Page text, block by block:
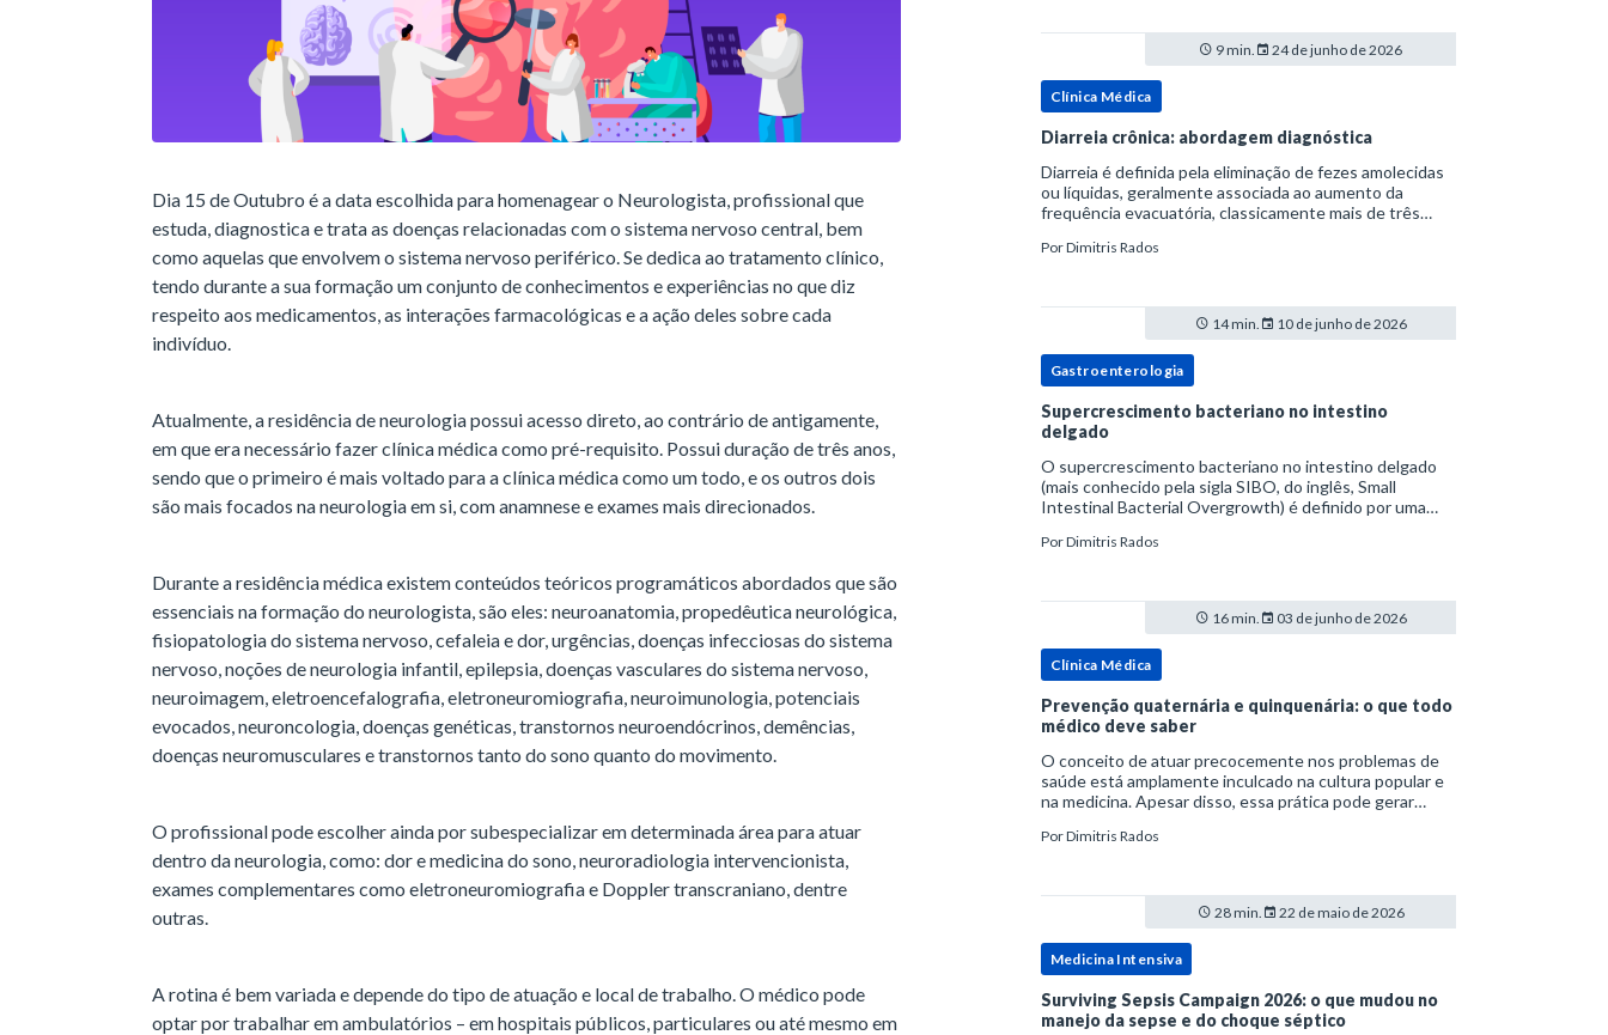
Dia 15 de Outubro é a data escolhida para homenagear o Neurologista, profissional que
estuda, diagnostica e trata as doenças relacionadas com o sistema nervoso central, bem
como aquelas que envolvem o sistema nervoso periférico. Se dedica ao tratamento clínico,
tendo durante a sua formação um conjunto de conhecimentos e experiências no que diz
respeito aos medicamentos, as interações farmacológicas e a ação deles sobre cada
indivíduo.
Atualmente, a residência de neurologia possui acesso direto, ao contrário de antigamente,
em que era necessário fazer clínica médica como pré-requisito. Possui duração de três anos,
sendo que o primeiro é mais voltado para a clínica médica como um todo, e os outros dois
são mais focados na neurologia em si, com anamnese e exames mais direcionados.
Durante a residência médica existem conteúdos teóricos programáticos abordados que são
essenciais na formação do neurologista, são eles: neuroanatomia, propedêutica neurológica,
fisiopatologia do sistema nervoso, cefaleia e dor, urgências, doenças infecciosas do sistema
nervoso, noções de neurologia infantil, epilepsia, doenças vasculares do sistema nervoso,
neuroimagem, eletroencefalografia, eletroneuromiografia, neuroimunologia, potenciais
evocados, neuroncologia, doenças genéticas, transtornos neuroendócrinos, demências,
doenças neuromusculares e transtornos tanto do sono quanto do movimento.
O profissional pode escolher ainda por subespecializar em determinada área para atuar
dentro da neurologia, como: dor e medicina do sono, neuroradiologia intervencionista,
exames complementares como eletroneuromiografia e Doppler transcraniano, dentre
outras.
A rotina é bem variada e depende do tipo de atuação e local de trabalho. O médico pode
optar por trabalhar em ambulatórios – em hospitais públicos, particulares ou até mesmo em
9 min. 24 de junho de 2026
Clínica Médica
Diarreia crônica: abordagem diagnóstica
Diarreia é definida pela eliminação de fezes amolecidas
ou líquidas, geralmente associada ao aumento da
frequência evacuatória, classicamente mais de três
prática, a consistência das fezes costuma s
PorDimitris Rados
14 min. 10 de junho de 2026
Gastroenterologia
Supercrescimento bacteriano no intestino
delgado
O supercrescimento bacteriano no intestino delgado
(mais conhecido pela sigla SIBO, do inglês, Small
Intestinal Bacterial Overgrowth) é definido por uma
específica de disbiose do trato digestivo. P
PorDimitris Rados
16 min. 03 de junho de 2026
Clínica Médica
Prevenção quaternária e quinquenária: o que todo
médico deve saber
O conceito de atuar precocemente nos problemas de
saúde está amplamente inculcado na cultura popular e
na medicina. Apesar disso, essa prática pode gerar
tratamentos podem advir de prevenção excessiva
PorDimitris Rados
28 min. 22 de maio de 2026
Medicina Intensiva
Surviving Sepsis Campaign 2026: o que mudou no
manejo da sepse e do choque séptico